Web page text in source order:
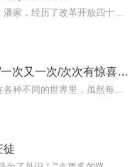
快穿之逆袭指南/免费/一次又一次/次次有惊喜/悲催
徒